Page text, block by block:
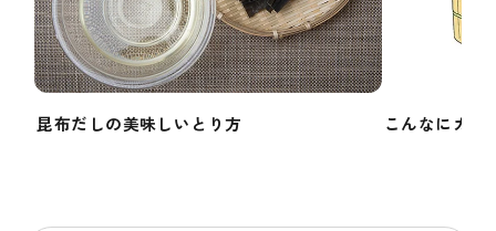
昆布だしの美味しいとり方 こんなにカン